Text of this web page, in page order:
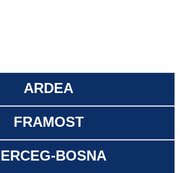
ARDEA
FRAMOST
BOSNA